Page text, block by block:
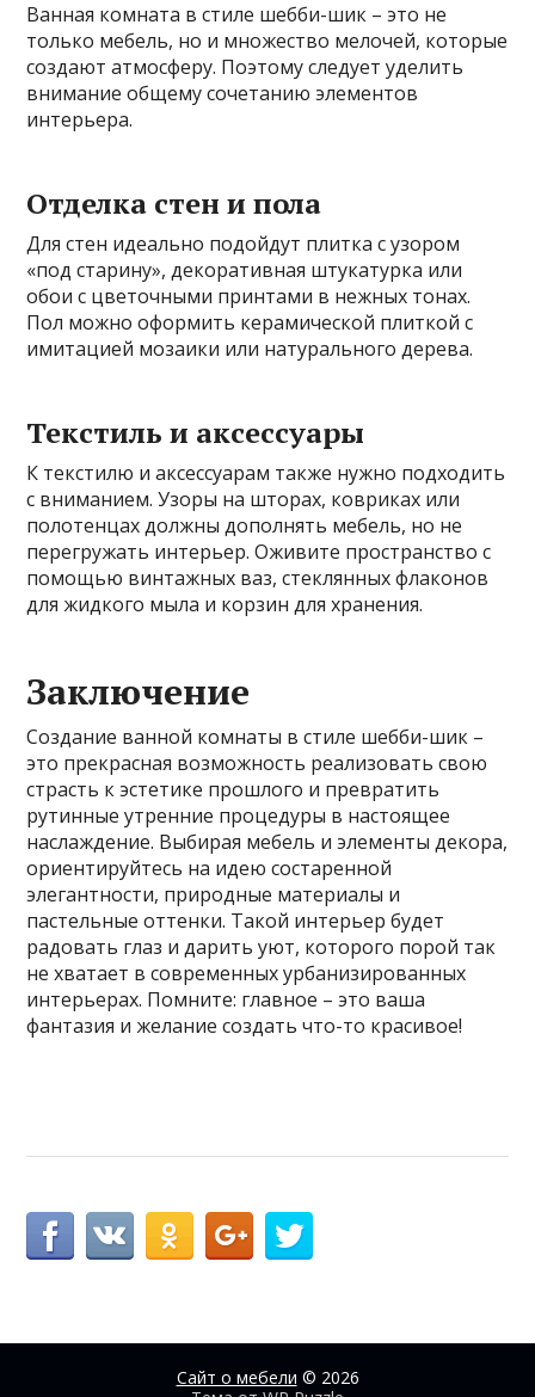
Ванная комната в стиле шебби-шик – это не
только мебель, но и множество мелочей, которые
создают атмосферу. Поэтому следует уделить
внимание общему сочетанию элементов
интерьера.
Отделка стен и пола
Для стен идеально подойдут плитка с узором
«под старину», декоративная штукатурка или
обои с цветочными принтами в нежных тонах.
Пол можно оформить керамической плиткой с
имитацией мозаики или натурального дерева.
Текстиль и аксессуары
К текстилю и аксессуарам также нужно подходить
с вниманием. Узоры на шторах, ковриках или
полотенцах должны дополнять мебель, но не
перегружать интерьер. Оживите пространство с
помощью винтажных ваз, стеклянных флаконов
для жидкого мыла и корзин для хранения.
Заключение
Создание ванной комнаты в стиле шебби-шик –
это прекрасная возможность реализовать свою
страсть к эстетике прошлого и превратить
рутинные утренние процедуры в настоящее
наслаждение. Выбирая мебель и элементы декора,
ориентируйтесь на идею состаренной
элегантности, природные материалы и
пастельные оттенки. Такой интерьер будет
радовать глаз и дарить уют, которого порой так
не хватает в современных урбанизированных
интерьерах. Помните: главное – это ваша
фантазия и желание создать что-то красивое!
Сайт о мебели © 2026